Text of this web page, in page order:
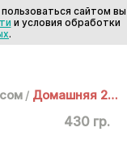
/ Домашняя 25см
430 гр.
сайтом вы
и условия обработки
.